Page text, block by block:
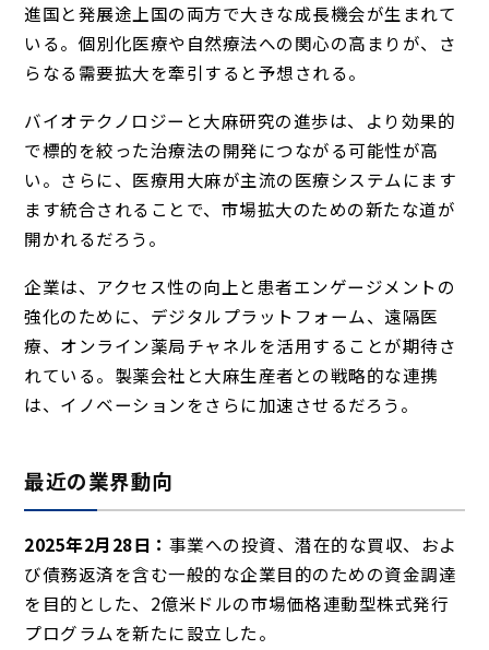
進国と発展途上国の両方で大きな成長機会が生まれて
いる。個別化医療や自然療法への関心の高まりが、さ
らなる需要拡大を牽引すると予想される。
バイオテクノロジーと大麻研究の進歩は、より効果的
で標的を絞った治療法の開発につながる可能性が高
い。さらに、医療用大麻が主流の医療システムにます
ます統合されることで、市場拡大のための新たな道が
開かれるだろう。
企業は、アクセス性の向上と患者エンゲージメントの
強化のために、デジタルプラットフォーム、遠隔医
療、オンライン薬局チャネルを活用することが期待さ
れている。製薬会社と大麻生産者との戦略的な連携
は、イノベーションをさらに加速させるだろう。
最近の業界動向
2025年2月28日： 事業への投資、潜在的な買収、およ
び債務返済を含む一般的な企業目的のための資金調達
を目的とした、2億米ドルの市場価格連動型株式発行
プログラムを新たに設立した。